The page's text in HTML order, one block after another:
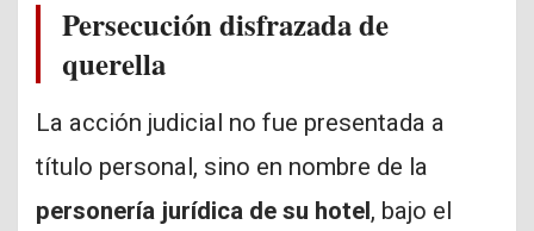
Persecución disfrazada de
querella
La acción judicial no fue presentada a
título personal, sino en nombre de la
personería jurídica de su hotel, bajo el